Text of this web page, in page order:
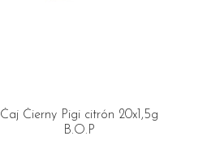
Čaj Čierny Pigi citrón 20x1,5g
B.O.P